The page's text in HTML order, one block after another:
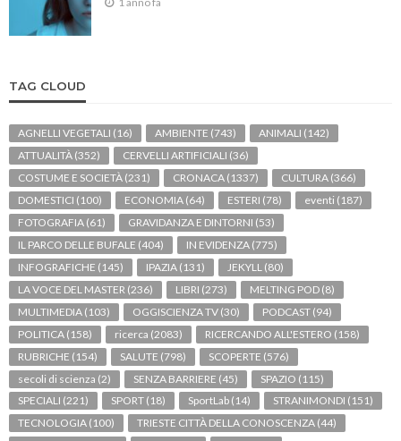
TAG CLOUD
AGNELLI VEGETALI (16) AMBIENTE (743) ANIMALI (142)
ATTUALITÀ (352) CERVELLI ARTIFICIALI (36)
COSTUME E SOCIETÀ (231) CRONACA (1337) CULTURA (366)
DOMESTICI (100) ECONOMIA (64) ESTERI (78) eventi (187)
FOTOGRAFIA (61) GRAVIDANZA E DINTORNI (53)
IL PARCO DELLE BUFALE (404) IN EVIDENZA (775)
INFOGRAFICHE (145) IPAZIA (131) JEKYLL (80)
LA VOCE DEL MASTER (236) LIBRI (273) MELTING POD (8)
MULTIMEDIA (103) OGGISCIENZA TV (30) PODCAST (94)
POLITICA (158) ricerca (2083) RICERCANDO ALL'ESTERO (158)
RUBRICHE (154) SALUTE (798) SCOPERTE (576)
secoli di scienza (2) SENZA BARRIERE (45) SPAZIO (115)
SPECIALI (221) SPORT (18) SportLab (14) STRANIMONDI (151)
TECNOLOGIA (100) TRIESTE CITTÀ DELLA CONOSCENZA (44)